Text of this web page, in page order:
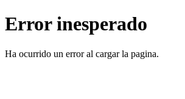
Error inesperado
Ha ocurrido un error al cargar la pagina.